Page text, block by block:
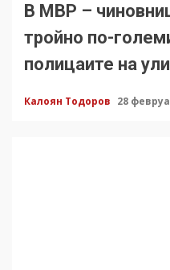
В МВР –
тройно по-
полицаите на
Калоян Тодоров 28